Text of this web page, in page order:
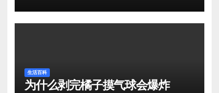
生活百科
为什么剥完橘子摸气球会爆炸